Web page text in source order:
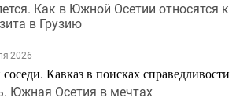
Как в Южной Осетии относятся к
в Грузию
2026
Кавказ в поисках справедливости
Южная Осетия в мечтах